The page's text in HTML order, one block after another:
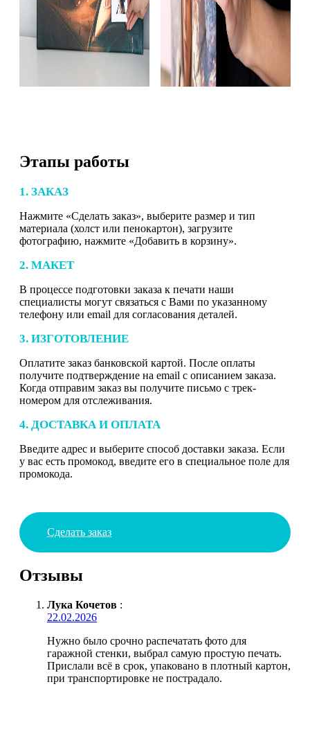
Этапы работы
1. ЗАКАЗ
Нажмите «Сделать заказ», выберите размер и тип
материала (холст или пенокартон), загрузите
фотографию, нажмите «Добавить в корзину».
2. МАКЕТ
В процессе подготовки заказа к печати наши
специалисты могут связаться с Вами по указанному
телефону или email для согласования деталей.
3. ИЗГОТОВЛЕНИЕ
Оплатите заказ банковской картой. После оплаты
получите подтверждение на email с описанием заказа.
Когда отправим заказ вы получите письмо с трек-
номером для отслеживания.
4. ДОСТАВКА И ОПЛАТА
Введите адрес и выберите способ доставки заказа. Если
у вас есть промокод, введите его в специальное поле для
промокода.
Сделать заказ
Отзывы
Лука Кочетов :
22.02.2026
Нужно было срочно распечатать фото для
гаражной стенки, выбрал самую простую печать.
Прислали всё в срок, упаковано в плотный картон,
при транспортировке не пострадало.